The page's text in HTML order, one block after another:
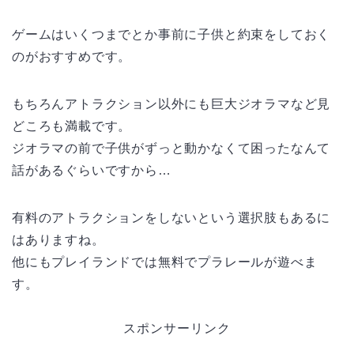
ゲームはいくつまでとか事前に子供と約束をしておく
のがおすすめです。
もちろんアトラクション以外にも巨大ジオラマなど見
どころも満載です。
ジオラマの前で子供がずっと動かなくて困ったなんて
話があるぐらいですから…
有料のアトラクションをしないという選択肢もあるに
はありますね。
他にもプレイランドでは無料でプラレールが遊べま
す。
スポンサーリンク